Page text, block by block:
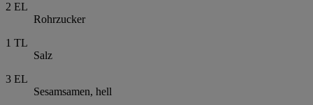
2 EL
Rohrzucker
1 TL
Salz
3 EL
Sesamsamen, hell